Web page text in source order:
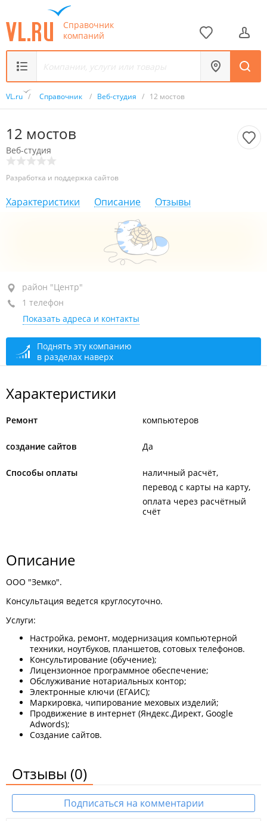
Справочник
компаний
VL.ru / Справочник / Веб-студия / 12 мостов
12 мостов
Веб-студия
Разработка и поддержка сайтов
Характеристики Описание Отзывы
район "Центр", ул. Пологая, 65А
+7 924 240-53-70
сегодня закрыто
район "Центр"
1 телефон
Показать адреса и контакты
Поднять эту компанию
в разделах наверх
Характеристики
Ремонт компьютеров
создание сайтов Да
Способы оплаты
наличный расчёт
перевод с карты на карту
оплата через расчётный
счёт
Описание
ООО "Земко".
Консультация ведется круглосуточно.
Услуги:
Настройка, ремонт, модернизация компьютерной
техники, ноутбуков, планшетов, сотовых телефонов.
Консультирование (обучение);
Лицензионное программное обеспечение;
Обслуживание нотариальных контор;
Электронные ключи (ЕГАИС);
Маркировка, чипирование меховых изделий;
Продвижение в интернет (Яндекс.Директ, Google
Adwords);
Создание сайтов.
Отзывы (0)
Подписаться на комментарии